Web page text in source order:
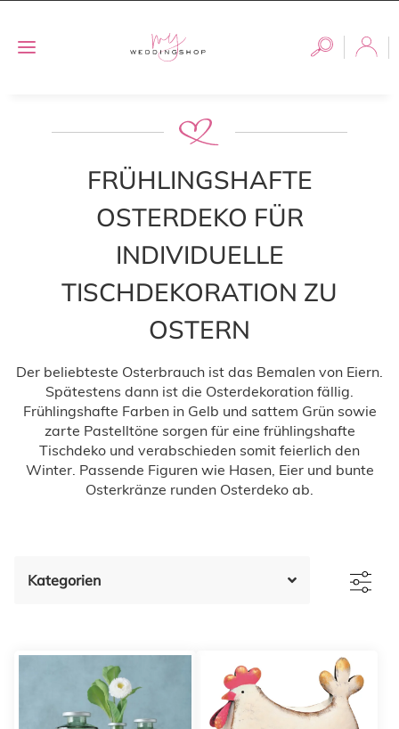
FRÜHLINGSHAFTE
OSTERDEKO FÜR
INDIVIDUELLE
TISCHDEKORATION ZU
OSTERN
Der beliebteste Osterbrauch ist das Bemalen von Eiern.
Spätestens dann ist die Osterdekoration fällig.
Frühlingshafte Farben in Gelb und sattem Grün sowie
zarte Pastelltöne sorgen für eine frühlingshafte
Tischdeko und verabschieden somit feierlich den
Winter. Passende Figuren wie Hasen, Eier und bunte
Osterkränze runden Osterdeko ab.
Kategorien